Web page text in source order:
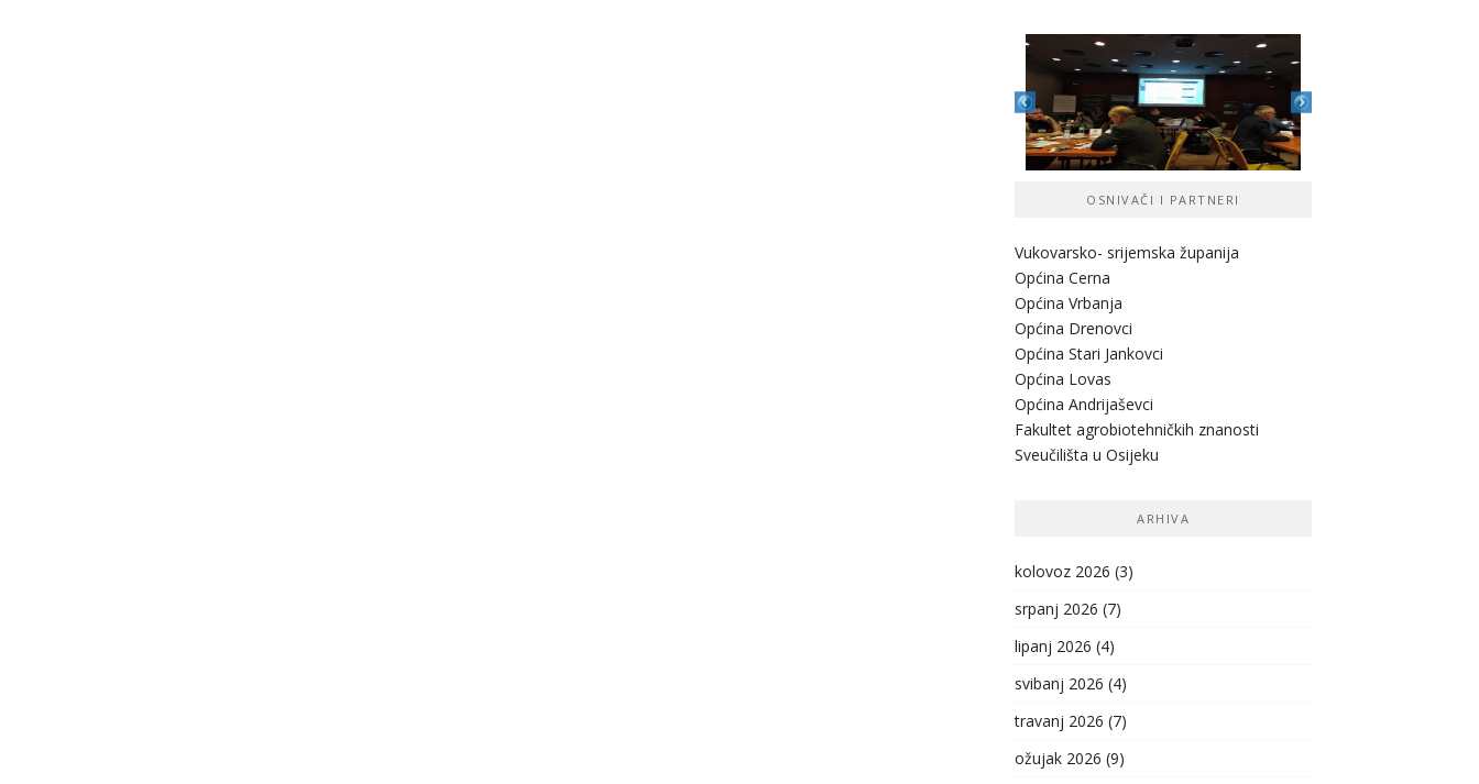
OSNIVAČI I PARTNERI
Vukovarsko- srijemska županija
Općina Cerna
Općina Vrbanja
Općina Drenovci
Općina Stari Jankovci
Općina Lovas
Općina Andrijaševci
Fakultet agrobiotehničkih znanosti
Sveučilišta u Osijeku
ARHIVA
kolovoz 2026 (3)
srpanj 2026 (7)
lipanj 2026 (4)
svibanj 2026 (4)
travanj 2026 (7)
ožujak 2026 (9)